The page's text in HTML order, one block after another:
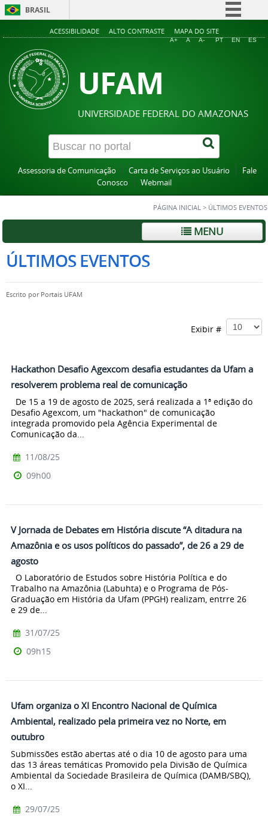
BRASIL
Simplifique!
Acesso à informação
ACESSIBILIDADE ALTO CONTRASTE MAPA DO SITE
A+ A A- PT EN ES
UFAM
UNIVERSIDADE FEDERAL DO AMAZONAS
Assessoria de Comunicação Carta de Serviços ao Usuário
Fale
Conosco
Webmail
PÁGINA INICIAL > ÚLTIMOS EVENTOS
MENU
ÚLTIMOS EVENTOS
Escrito por Portais UFAM
Exibir #
Hackathon Desafio Agexcom desafia estudantes da Ufam a
resolverem problema real de comunicação
De 15 a 19 de agosto de 2025, será realizada a 1ª edição do
Desafio Agexcom, um "hackathon" de comunicação
integrada promovido pela Agência Experimental de
Comunicação da...
11/08/25
09h00
V Jornada de Debates em História discute “A ditadura na
Amazônia e os usos políticos do passado”, de 26 a 29 de
agosto
O Laboratório de Estudos sobre História Política e do
Trabalho na Amazônia (Labuhta) e o Programa de Pós-
Graduação em História da Ufam (PPGH) realizam, entrre 26
e 29 de...
31/07/25
09h15
Ufam organiza o XI Encontro Nacional de Química
Ambiental, realizado pela primeira vez no Norte, em
outubro
Submissões estão abertas até o dia 10 de agosto para uma
das 13 áreas temáticas Promovido pela Divisão de Química
Ambiental da Sociedade Brasileira de Química (DAMB/SBQ),
o XI...
29/07/25